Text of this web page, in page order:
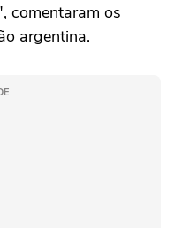
comentaram os
argentina.